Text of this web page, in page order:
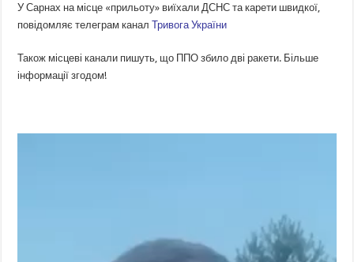
У Сарнах на місце «прильоту» виїхали ДСНС та карети швидкої,
повідомляє телеграм каналТривога України
Також місцеві канали пишуть, що ППО збило дві ракети. Більше
інформації згодом!